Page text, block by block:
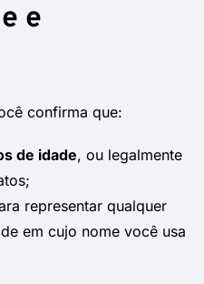
e
confirma que:
de idade, ou legalmente
representar qualquer
em cujo nome você usa